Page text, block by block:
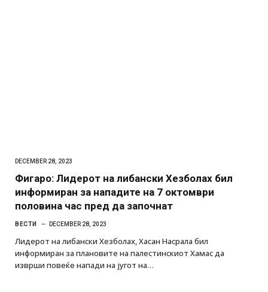
DECEMBER 28, 2023
Фигаро: Лидерот на либански Хезболах бил
информиран за нападите на 7 октомври
половина час пред да започнат
ВЕСТИ DECEMBER 28, 2023
Лидерот на либански Хезболах, Хасан Насрала бил
информиран за плановите на палестинскиот Хамас да
изврши повеќе напади на југот на…